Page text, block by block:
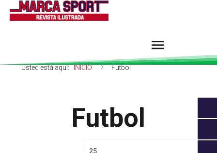
Usted está aquí:INICIO Futbol
Futbol